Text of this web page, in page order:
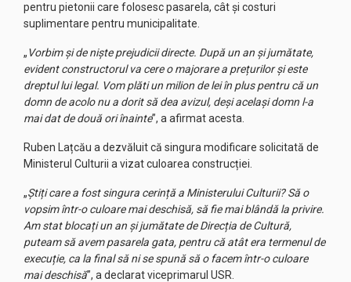
pentru pietonii care folosesc pasarela, cât și costuri
suplimentare pentru municipalitate.
„Vorbim și de niște prejudicii directe. După un an și jumătate,
evident constructorul va cere o majorare a prețurilor și este
dreptul lui legal. Vom plăti un milion de lei în plus pentru că un
domn de acolo nu a dorit să dea avizul, deși același domn l-a
mai dat de două ori înainte”, a afirmat acesta.
Ruben Lațcău a dezvăluit că singura modificare solicitată de
Ministerul Culturii a vizat culoarea construcției.
„Știți care a fost singura cerință a Ministerului Culturii? Să o
vopsim într-o culoare mai deschisă, să fie mai blândă la privire.
Am stat blocați un an și jumătate de Direcția de Cultură,
puteam să avem pasarela gata, pentru că atât era termenul de
execuție, ca la final să ni se spună să o facem într-o culoare
mai deschisă”, a declarat viceprimarul USR.